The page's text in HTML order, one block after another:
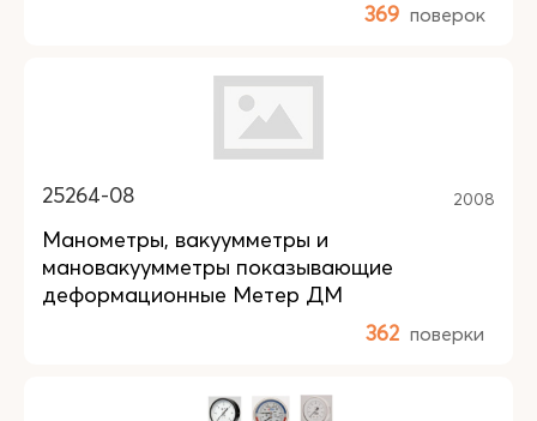
369 поверок
25264-08 2008
Манометры, вакуумметры и
мановакуумметры показывающие
деформационные Метер ДМ
362 поверки